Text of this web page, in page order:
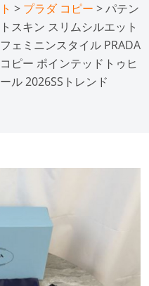
ト > プラダ コピー > パテン
トスキン スリムシルエット
フェミニンスタイル PRADA
コピー ポインテッドトゥヒ
ール 2026SSトレンド